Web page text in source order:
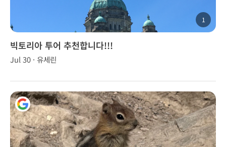
1
빅토리아 투어 추천합니다!!!
Jul 30 · 유세린